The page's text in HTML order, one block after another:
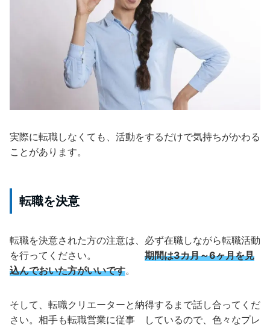
実際に転職しなくても、活動をするだけで気持ちがかわる
ことがあります。
転職を決意
転職を決意された方の注意は、必ず在職しながら転職活動
を行ってください。 期間は3カ月～6ヶ月を見
込んでおいた方がいいです。
そして、転職クリエーターと納得するまで話し合ってくだ
さい。相手も転職営業に従事 しているので、色々なプレ